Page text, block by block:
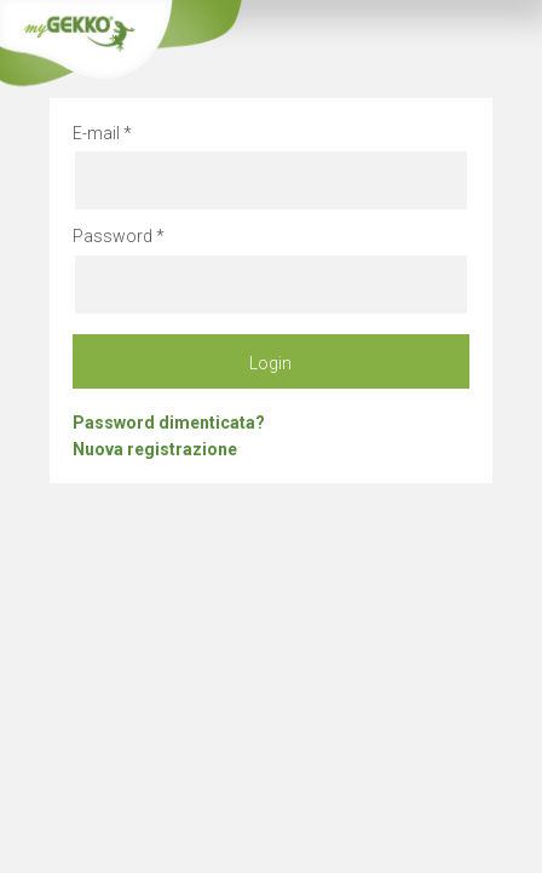
E-mail
Password
Login
Password dimenticata?
Nuova registrazione